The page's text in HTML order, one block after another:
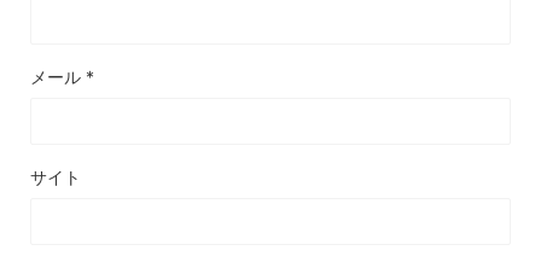
メール *
サイト